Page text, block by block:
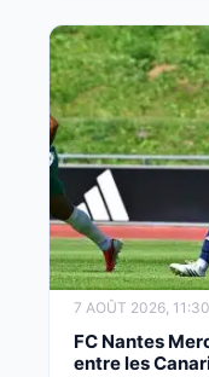
7 AOÛT 2026, 11:30
FC Nantes
entre les